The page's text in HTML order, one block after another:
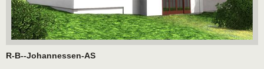
R-B--Johannessen-AS